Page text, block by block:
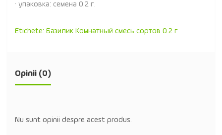
· упаковка: семена 0.2 г.
Etichete: Базилик Комнатный смесь сортов 0.2 г
Opinii (0)
Nu sunt opinii despre acest produs.